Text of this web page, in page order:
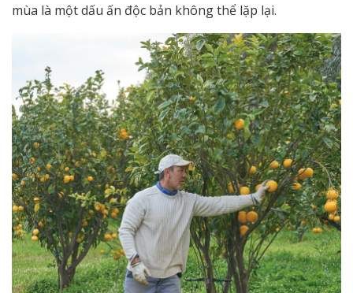
mùa là một dấu ấn độc bản không thể lặp lại.